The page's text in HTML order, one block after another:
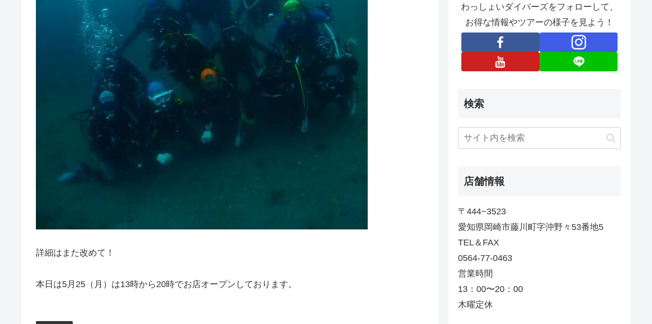
詳細はまた改めて！
本日は5月25（月）は13時から20時でお店オープンしております。
わっしょいダイバーズをフォローして、
お得な情報やツアーの様子を見よう！
検索
店舗情報
〒444−3523
愛知県岡崎市藤川町字沖野々53番地5
TEL＆FAX
0564-77-0463
営業時間
13：00〜20：00
木曜定休